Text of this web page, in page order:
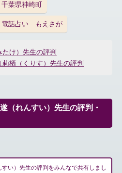
千葉県神崎町
電話占い もえさが
け）先生の評判
栖（くりす）先生の評判
（れんすい）先生の評判・
い）先生の評判をみんなで共有しまし